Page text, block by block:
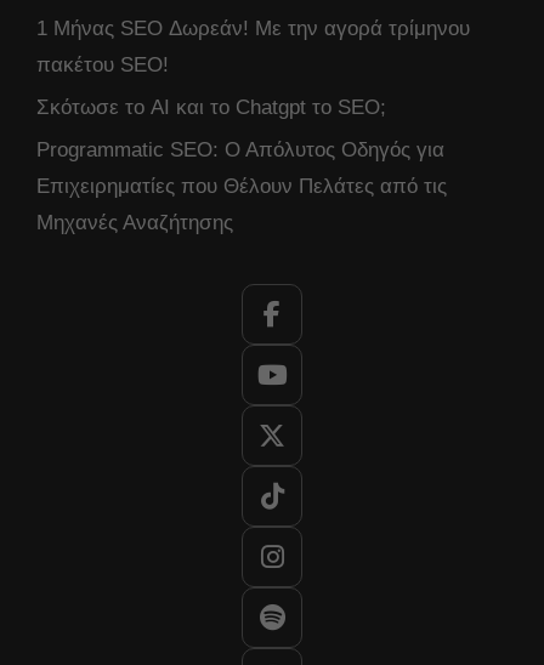
1 Μήνας SEO Δωρεάν! Με την αγορά τρίμηνου
πακέτου SEO!
Σκότωσε το AI και το Chatgpt το SEO;
Programmatic SEO: Ο Απόλυτος Οδηγός για
Επιχειρηματίες που Θέλουν Πελάτες από τις
Μηχανές Αναζήτησης